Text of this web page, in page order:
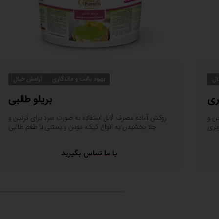
آرامش خیال بهبود بافت و ماندگاری
بریلو طالبی
روکش آماده مصرف قابل استفاده به صورت سرد برای تزئین و
جلا بخشیدن به انواع کیک، موس و بستنی با طعم طالبی
با ما تماس بگیرید
و